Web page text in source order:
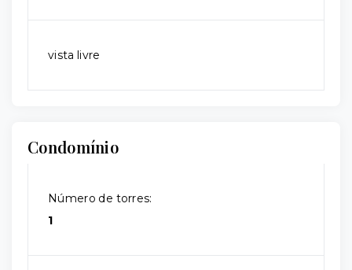
vista livre
Condomínio
Número de torres:
1